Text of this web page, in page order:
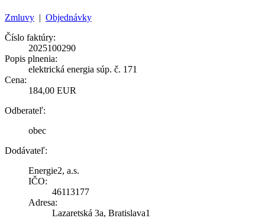
Zmluvy | Objednávky
Číslo faktúry:
2025100290
Popis plnenia:
elektrická energia súp. č. 171
Cena:
184,00 EUR
Odberateľ:
obec
Dodávateľ:
Energie2, a.s.
IČO:
46113177
Adresa:
Lazaretská 3a, Bratislava1